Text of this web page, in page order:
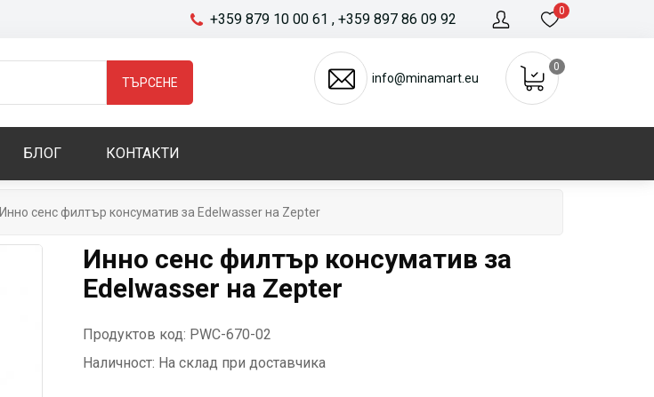
0
+359 879 10 00 61 , +359 897 86 09 92
ТЪРСЕНЕ info@minamart.eu
0
БЛОГ КОНТАКТИ
Инно сенс филтър консуматив за Edelwasser на Zepter
Инно сенс филтър консуматив за
Edelwasser на Zepter
Продуктов код: PWC-670-02
Наличност: На склад при доставчика